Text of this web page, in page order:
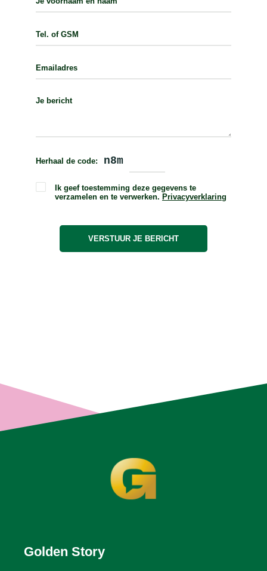
Herhaal de code: n8m
Ik geef toestemming deze gegevens te
verzamelen en te verwerken. Privacyverklaring
Golden Story